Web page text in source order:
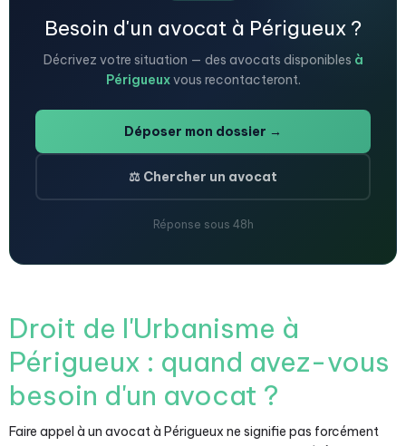
Besoin d'un avocat à Périgueux ?
Décrivez votre situation — des avocats disponibles à
Périgueuxvous recontacteront.
Déposer mon dossier →
⚖️ Chercher un avocat
Réponse sous 48h
Droit de l'Urbanisme à
Périgueux : quand avez-vous
besoin d'un avocat ?
Faire appel à un avocat à Périgueux ne signifie pas forcément